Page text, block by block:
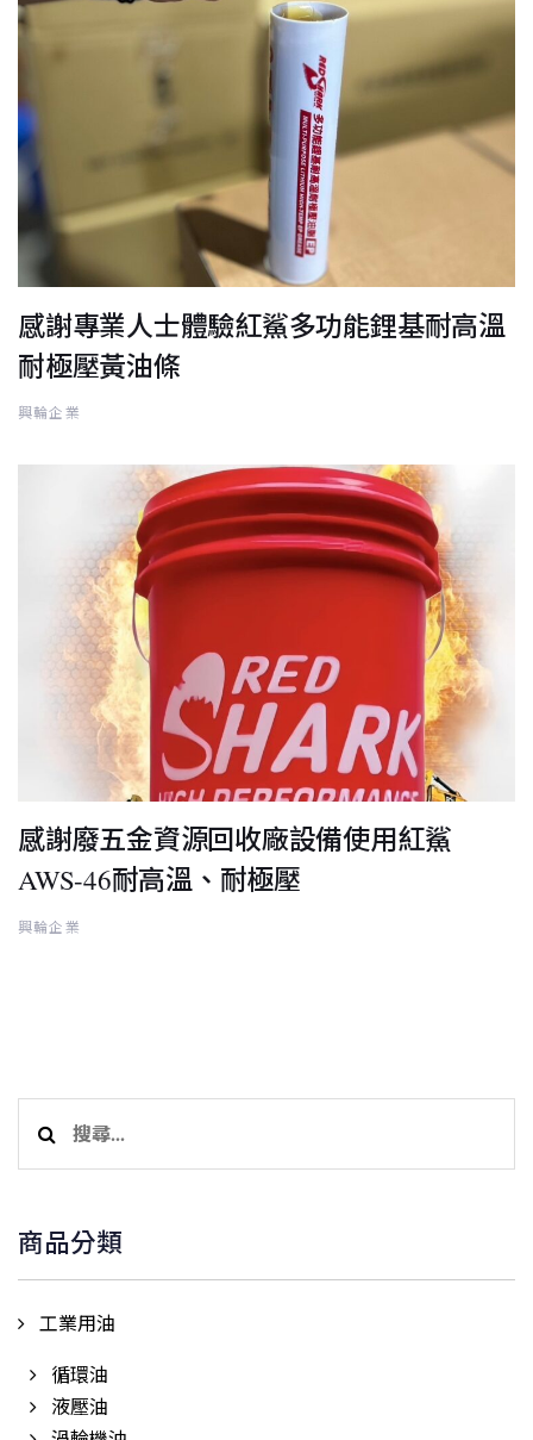
感謝專業人士體驗紅鯊多功能鋰基耐高溫
耐極壓黃油條
興輪企業
感謝廢五金資源回收廠設備使用紅鯊
AWS-46耐高溫、耐極壓
興輪企業
關
字:
商品分類
工業用油
循環油
液壓油